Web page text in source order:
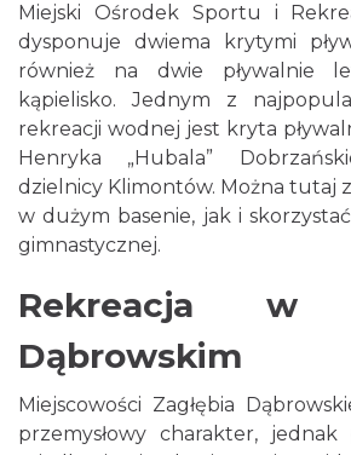
Miejski Ośrodek Sportu i
dysponuje dwiema krytymi
również na dwie pływalnie
kąpielisko. Jednym z
rekreacji wodnej jest kryta
Henryka „Hubala”
dzielnicy Klimontów. Można tutaj
w dużym basenie, jak i
gimnastycznej.
Rekreacja w
Dąbrowskim
Miejscowości Zagłębia
przemysłowy charakter,